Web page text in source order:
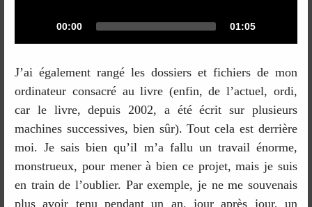
Current
00:00
Total
01:05
J’ai également rangé les dossiers et fichiers de mon
ordinateur consacré au livre (enfin, de l’actuel, ordi,
car le livre, depuis 2002, a été écrit sur plusieurs
machines successives, bien sûr). Tout cela est derrière
moi. Je sais bien qu’il m’a fallu un travail énorme,
monstrueux, pour mener à bien ce projet, mais je suis
en train de l’oublier. Par exemple, je ne me souvenais
plus avoir tenu pendant un an, jour après jour, un